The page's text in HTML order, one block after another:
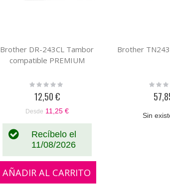
Brother DR-243CL Tambor
compatible PREMIUM
Rating:
12,50 €
Desde 11,25 €
Recíbelo el
11/08/2026
AÑADIR AL CARRITO
Brother
Rating:
Sin